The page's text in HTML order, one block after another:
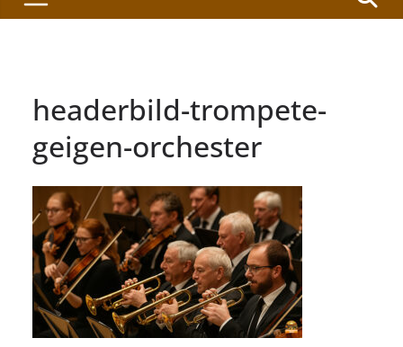
headerbild-trompete-
geigen-orchester